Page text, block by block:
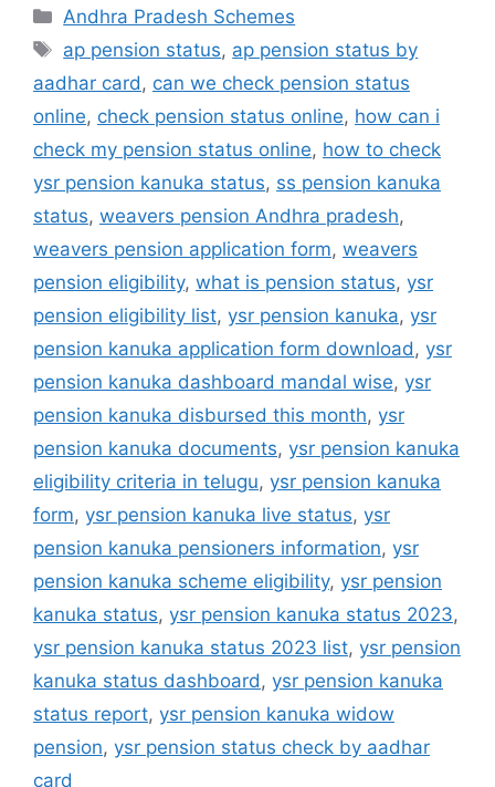
Categories
Andhra Pradesh Schemes
Tags
ap pension status, ap pension status by
aadhar card, can we check pension status
online, check pension status online, how can i
check my pension status online, how to check
ysr pension kanuka status, ss pension kanuka
status, weavers pension Andhra pradesh,
weavers pension application form, weavers
pension eligibility, what is pension status, ysr
pension eligibility list, ysr pension kanuka, ysr
pension kanuka application form download, ysr
pension kanuka dashboard mandal wise, ysr
pension kanuka disbursed this month, ysr
pension kanuka documents, ysr pension kanuka
eligibility criteria in telugu, ysr pension kanuka
form, ysr pension kanuka live status, ysr
pension kanuka pensioners information, ysr
pension kanuka scheme eligibility, ysr pension
kanuka status, ysr pension kanuka status 2023,
ysr pension kanuka status 2023 list, ysr pension
kanuka status dashboard, ysr pension kanuka
status report, ysr pension kanuka widow
pension, ysr pension status check by aadhar
card